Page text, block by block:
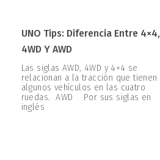
UNO Tips: Diferencia Entre 4×4,
4WD Y AWD
Las siglas AWD, 4WD y 4×4 se
relacionan a la tracción que tienen
algunos vehículos en las cuatro
ruedas. AWD Por sus siglas en
inglés